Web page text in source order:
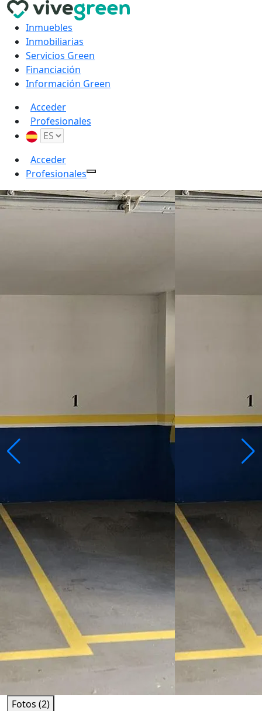
Inmuebles
Inmobiliarias
Servicios Green
Financiación
Información Green
Acceder
Profesionales
Acceder
Profesionales
Fotos (2)